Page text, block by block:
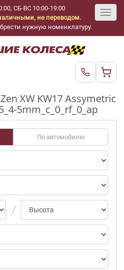
СБ-ВС 10:00-19:00
не переводом.
нужную номенклатуру.
XW KW17 Assymetric
5mm_c_0_rf_0_ap
По автомобилю